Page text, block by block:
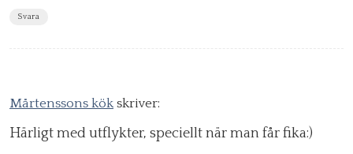
Svara
Mårtenssons kök skriver:
Härligt med utflykter, speciellt när man får fika:)